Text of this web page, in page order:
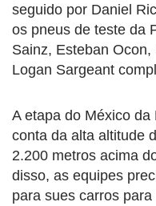
seguido por Daniel
os pneus de teste da
Sainz, Esteban
Logan Sargeant
A etapa do México
conta da alta altitude
2.200 metros acima
disso, as equipes
para sues carros